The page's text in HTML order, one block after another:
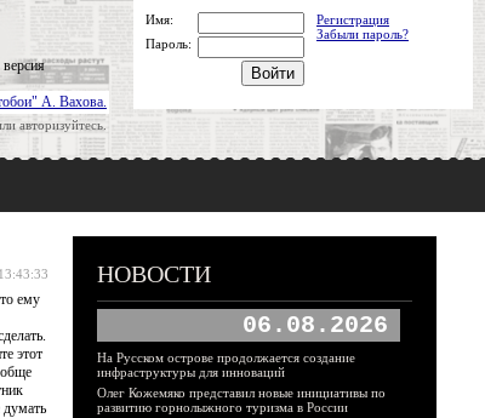
А. Вахова.
авторизуйтесь.
Имя:
Регистрация
Забыли пароль?
Пароль:
ему
этот
НОВОСТИ
06.08.2026
На Русском острове продолжается создание
инфраструктуры для инноваций
Олег Кожемяко представил новые инициативы по
развитию горнолыжного туризма в России